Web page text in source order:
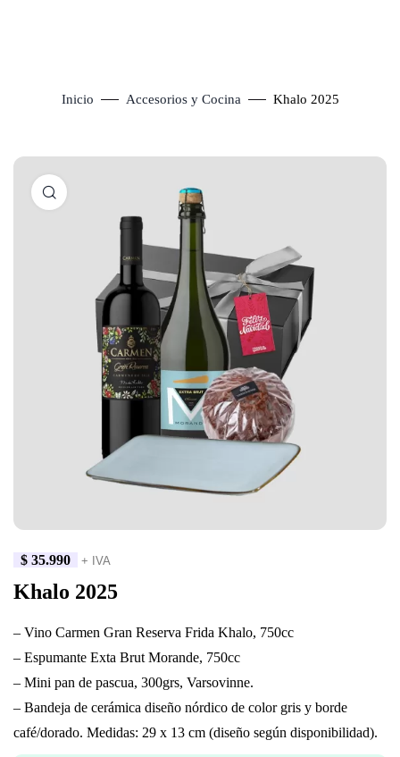
Inicio Accesorios y Cocina Khalo 2025
$ 35.990 + IVA
Khalo 2025
– Vino Carmen Gran Reserva Frida Khalo, 750cc
– Espumante Exta Brut Morande, 750cc
– Mini pan de pascua, 300grs, Varsovinne.
– Bandeja de cerámica diseño nórdico de color gris y borde
café/dorado. Medidas: 29 x 13 cm (diseño según disponibilidad).